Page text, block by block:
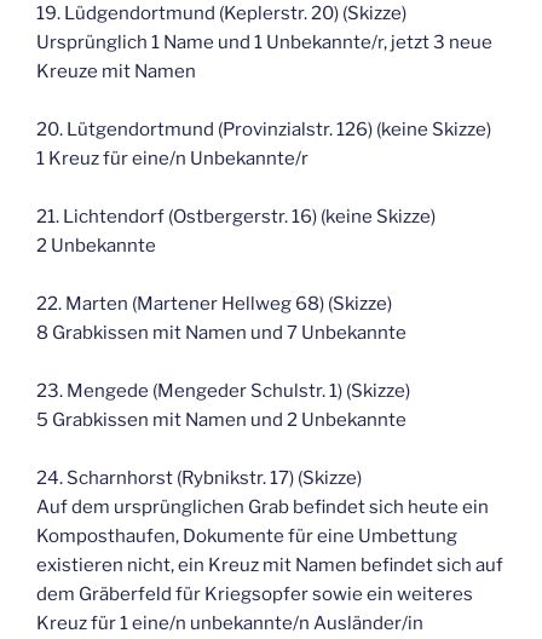
19. Lüdgendortmund (Keplerstr. 20) (Skizze)
Ursprünglich 1 Name und 1 Unbekannte/r, jetzt 3 neue
Kreuze mit Namen
20. Lütgendortmund (Provinzialstr. 126) (keine Skizze)
1 Kreuz für eine/n Unbekannte/r
21. Lichtendorf (Ostbergerstr. 16) (keine Skizze)
2 Unbekannte
22. Marten (Martener Hellweg 68) (Skizze)
8 Grabkissen mit Namen und 7 Unbekannte
23. Mengede (Mengeder Schulstr. 1) (Skizze)
5 Grabkissen mit Namen und 2 Unbekannte
24. Scharnhorst (Rybnikstr. 17) (Skizze)
Auf dem ursprünglichen Grab befindet sich heute ein
Komposthaufen, Dokumente für eine Umbettung
existieren nicht, ein Kreuz mit Namen befindet sich auf
dem Gräberfeld für Kriegsopfer sowie ein weiteres
Kreuz für 1 eine/n unbekannte/n Ausländer/in